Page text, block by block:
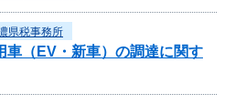
県税事務所
（EV・新車）の調達に関す